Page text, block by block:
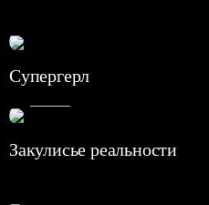
Супергерл
7.1
Закулисье реальности